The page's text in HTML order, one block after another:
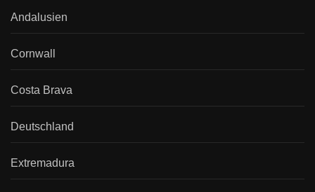
Andalusien
Cornwall
Costa Brava
Deutschland
Extremadura